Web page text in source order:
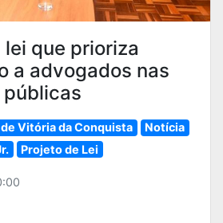
que prioriza
a advogados nas
Vitória da Conquista
Notícia
Projeto de Lei